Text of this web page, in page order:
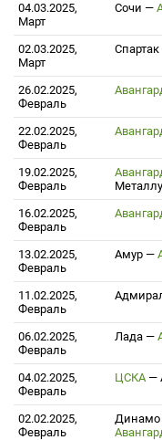
04.03.2025,
Март
Сочи —
02.03.2025,
Март
Спартак
26.02.2025,
Февраль
22.02.2025,
Февраль
19.02.2025,
Февраль
16.02.2025,
Февраль
13.02.2025,
Февраль
Амур —
11.02.2025,
Февраль
06.02.2025,
Февраль
Лада —
04.02.2025,
Февраль
ЦСКА —
02.02.2025,
Февраль